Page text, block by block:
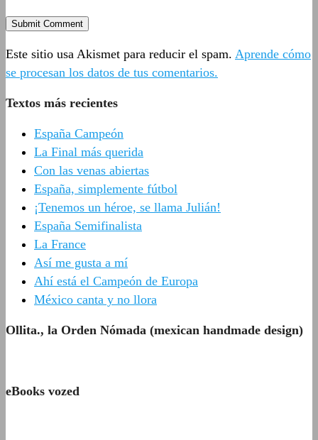
Este sitio usa Akismet para reducir el spam. Aprende cómo
se procesan los datos de tus comentarios.
Textos más recientes
España Campeón
La Final más querida
Con las venas abiertas
España, simplemente fútbol
¡Tenemos un héroe, se llama Julián!
España Semifinalista
La France
Así me gusta a mí
Ahí está el Campeón de Europa
México canta y no llora
Ollita., la Orden Nómada (mexican handmade design)
eBooks vozed